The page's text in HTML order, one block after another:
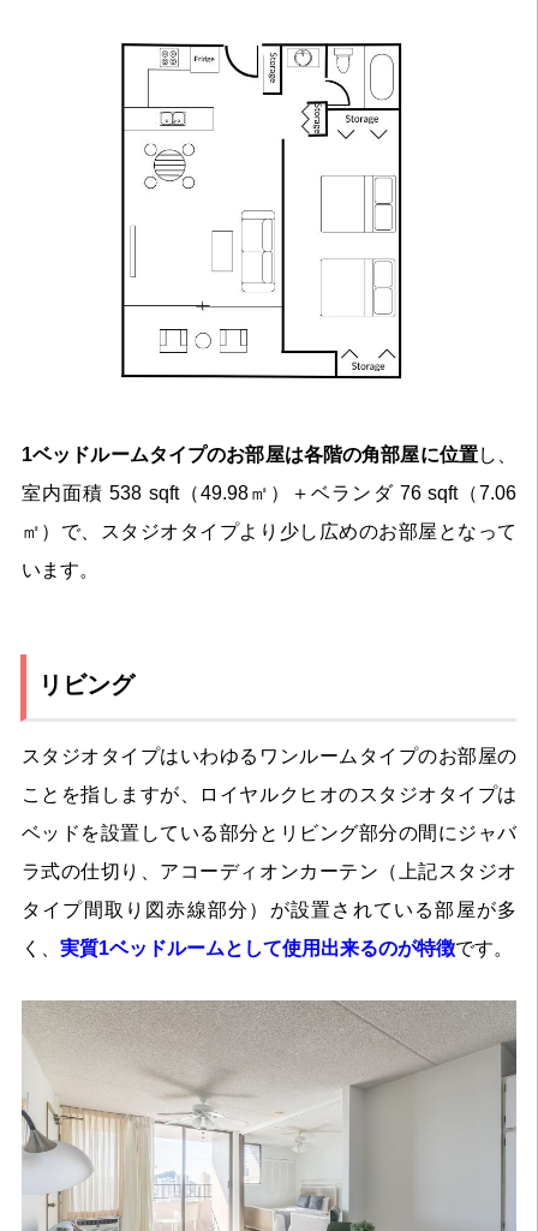
1ベッドルームタイプのお部屋は各階の角部屋に位置し、
室内面積 538 sqft（49.98㎡）＋ベランダ 76 sqft（7.06
㎡）で、スタジオタイプより少し広めのお部屋となって
います。
リビング
スタジオタイプはいわゆるワンルームタイプのお部屋の
ことを指しますが、ロイヤルクヒオのスタジオタイプは
ベッドを設置している部分とリビング部分の間にジャバ
ラ式の仕切り、アコーディオンカーテン（上記スタジオ
タイプ間取り図赤線部分）が設置されている部屋が多
く、 実質1ベッドルームとして使用出来るのが特徴です。